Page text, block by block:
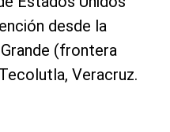
desde la
(frontera
Veracruz.